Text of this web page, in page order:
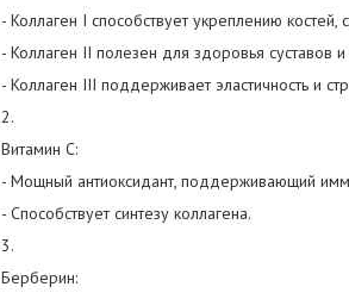
- Коллаген I способствует укреплению костей,
- Коллаген II полезен для здоровья суставов
- Коллаген III поддерживает эластичность и
2.
Витамин C:
- Мощный антиоксидант, поддерживающий
- Способствует синтезу коллагена.
3.
Берберин: